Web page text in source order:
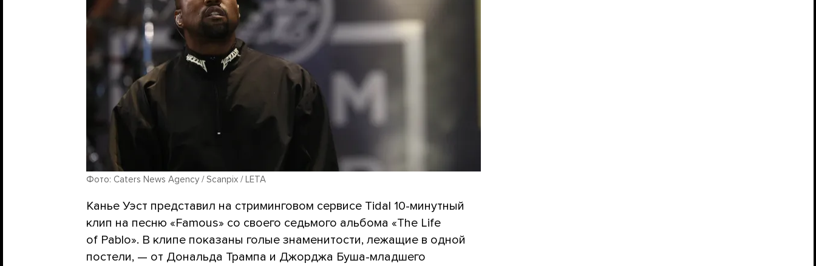
Фото: Caters News Agency / Scanpix / LETA
Канье Уэст представил на стриминговом сервисе Tidal 10-минутный
клип на песню «Famous» со своего седьмого альбома «The Life
of Pablo». В клипе показаны голые знаменитости, лежащие в одной
постели, — от Дональда Трампа и Джорджа Буша-младшего